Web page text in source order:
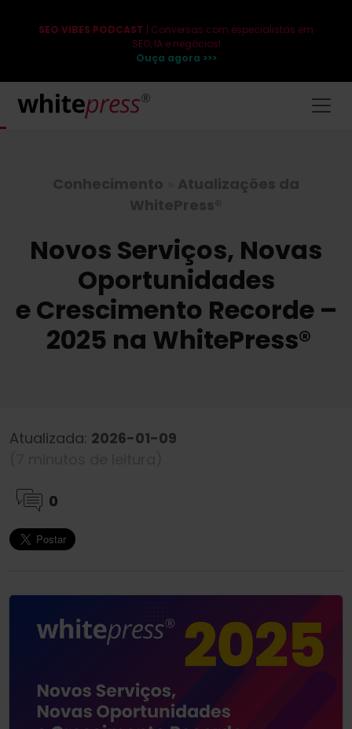
SEO VIBES PODCAST | Conversas com especialistas em
SEO, IA e negócios!
Ouça agora >>>
Conhecimento
Atualizações da
WhitePress®
Novos Serviços, Novas
Oportunidades
e Crescimento Recorde –
2025 na WhitePress®
Atualizada: 2026-01-09
0